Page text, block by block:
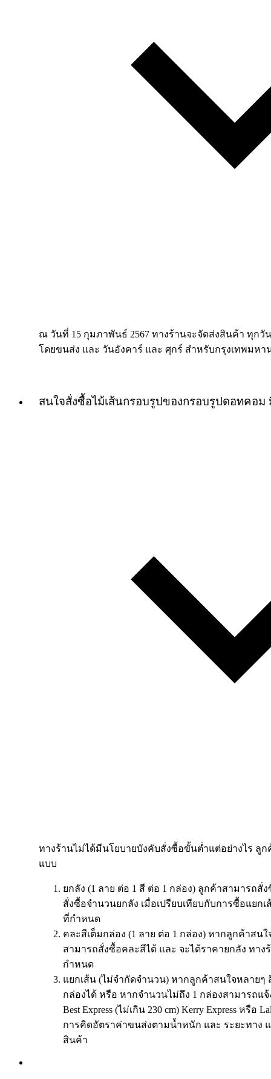
ณ วันที่ 15 กุมภาพันธ์ 2567 ทางร้านจะจัดส่งสินค้า ทุกวั
โดยขนส่ง และ วันอังคาร์ และ ศุกร์ สำหรับกรุงเทพมห
สนใจสั่งซื้อไม้เส้นกรอบรูปของกรอบรูปดอทคอ
ทางร้านไม่ได้มีนโยบายบังคับสั่งซื้อขั้นต่ำแต่อย่างไร ลู
แบบ
ยกลัง (1 ลาย ต่อ 1 สี ต่อ 1 กล่อง) ลูกค้าสามารถสั่
สั่งซื้อจำนวนยกลัง เมื่อเปรียบเทียบกับการซื้อแยก
ที่กำหนด
คละสีเต็มกล่อง (1 ลาย ต่อ 1 กล่อง) หากลูกค้าสน
สามารถสั่งซื้อคละสีได้ และ จะได้ราคายกลัง ทา
กำหนด
แยกเส้น (ไม่จำกัดจำนวน) หากลูกค้าสนใจหลายๆ
กล่องได้ หรือ หากจำนวนไม่ถึง 1 กล่องสามารถแ
Best Express (ไม่เกิน 230 cm) Kerry Express หรื
การคิดอัตราค่าขนส่งตามน้ำหนัก และ ระยะทาง
สินค้า